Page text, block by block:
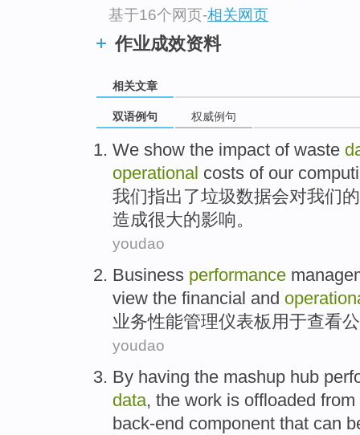
基于16个网页-相关网页
作业成效资料
相关文章
双语例句 权威例句
We show the impact of waste
operational costs of our
我们指出 了垃圾数据会对我们的
造成很大的影响。
youdao
Business performance
view the financial and
业务性能管理仪表板 用于查看
youdao
By having the mashup hub
data, the work is offloaded from
back-end component that can